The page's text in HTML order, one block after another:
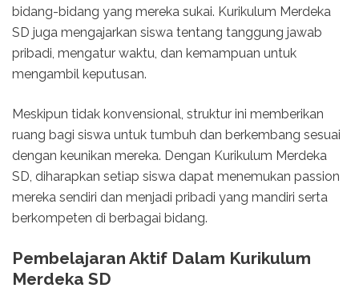
bidang-bidang yang mereka sukai. Kurikulum Merdeka
SD juga mengajarkan siswa tentang tanggung jawab
pribadi, mengatur waktu, dan kemampuan untuk
mengambil keputusan.
Meskipun tidak konvensional, struktur ini memberikan
ruang bagi siswa untuk tumbuh dan berkembang sesuai
dengan keunikan mereka. Dengan Kurikulum Merdeka
SD, diharapkan setiap siswa dapat menemukan passion
mereka sendiri dan menjadi pribadi yang mandiri serta
berkompeten di berbagai bidang.
Pembelajaran Aktif Dalam Kurikulum
Merdeka SD